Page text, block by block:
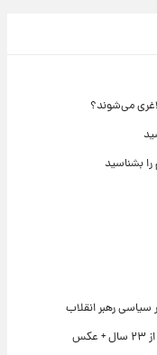
می‌شوند؟
سیاسی رهبر انقلاب